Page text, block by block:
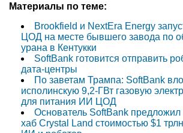
Материалы по теме:
Brookfield и NextEra Energy
ЦОД на месте бывшего завода по
урана в Кентукки
SoftBank готовится отправить
дата-центры
По заветам Трампа: SoftBank
исполинскую 9,2-ГВт газовую
для питания ИИ ЦОД
Основатель SoftBank
хаб Crystal Land стоимостью $1